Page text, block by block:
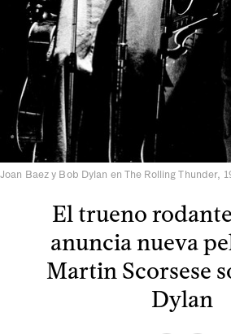
Joan Baez y Bob Dylan en The Rolling Thunder,
El trueno
anuncia nueva
Martin Scorsese
Dylan